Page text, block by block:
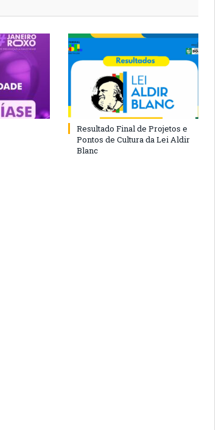
Resultado Final de Projetos e
Pontos de Cultura da Lei Aldir
Blanc